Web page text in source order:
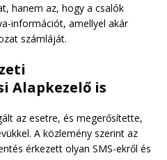
hanem az, hogy a csalók
információt, amellyel akár
számláját.
Alapkezelő is
az esetre, és megerősítette,
A közlemény szerint az
érkezett olyan SMS-ekről és